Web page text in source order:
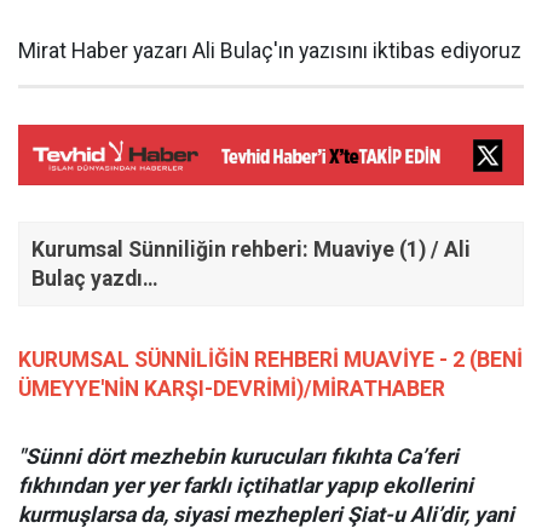
Mirat Haber yazarı Ali Bulaç'ın yazısını iktibas ediyoruz
Kurumsal Sünniliğin rehberi: Muaviye (1) / Ali
Bulaç yazdı…
KURUMSAL SÜNNİLİĞİN REHBERİ MUAVİYE - 2 (BENİ
ÜMEYYE'NİN KARŞI-DEVRİMİ)/MİRATHABER
"Sünni dört mezhebin kurucuları fıkıhta Ca’feri
fıkhından yer yer farklı içtihatlar yapıp ekollerini
kurmuşlarsa da, siyasi mezhepleri Şiat-u Ali’dir, yani